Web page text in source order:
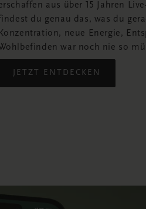
aus über 15 Jahren
du genau das, was du
Konzentration, neue Energie,
war noch nie so
JETZT ENTDECKEN